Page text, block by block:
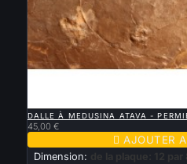
DALLE À MEDUSINA ATAVA -
45,00 €
 AJOUTER
Dimension: de la plaque: 12